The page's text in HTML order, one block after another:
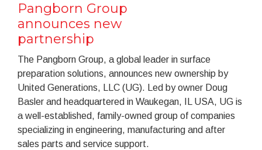
Pangborn Group
announces new
partnership
The Pangborn Group, a global leader in surface
preparation solutions, announces new ownership by
United Generations, LLC (UG). Led by owner Doug
Basler and headquartered in Waukegan, IL USA, UG is
a well-established, family-owned group of companies
specializing in engineering, manufacturing and after
sales parts and service support.